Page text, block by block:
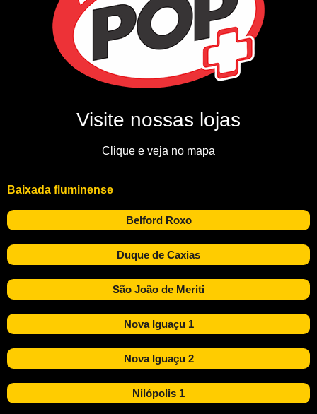
Visite nossas lojas
Clique e veja no mapa
Baixada fluminense
Belford Roxo
Duque de Caxias
São João de Meriti
Nova Iguaçu 1
Nova Iguaçu 2
Nilópolis 1